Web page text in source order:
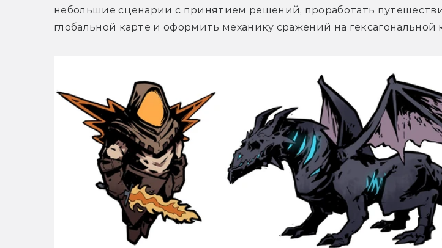
небольшие сценарии с принятием решений, проработать
глобальной карте и оформить механику сражений на гексагональной